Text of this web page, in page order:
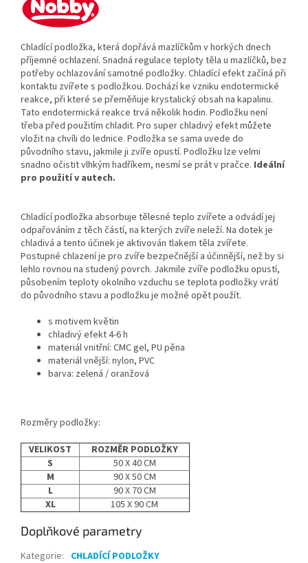
Chladící podložka, která dopřává mazlíčkům v horkých dnech
příjemné ochlazení. Snadná regulace teploty těla u mazlíčků, bez
potřeby ochlazování samotné podložky. Chladící efekt začíná při
kontaktu zvířete s podložkou. Dochází ke vzniku endotermické
reakce, při které se přeměňuje krystalický obsah na kapalinu.
Tato endotermická reakce trvá několik hodin. Podložku není
třeba před použitím chladit. Pro super chladivý efekt můžete
vložit na chvíli do lednice. Podložka se sama uvede do
původního stavu, jakmile ji zvíře opustí. Podložku lze velmi
snadno očistit vlhkým hadříkem, nesmí se prát v pračce. Ideální
pro použití v autech.
Chladící podložka absorbuje tělesné teplo zvířete a odvádí jej
odpařováním z těch částí, na kterých zvíře neleží. Na dotek je
chladivá a tento účinek je aktivován tlakem těla zvířete.
Postupné chlazení je pro zvíře bezpečnější a účinnější, než by si
lehlo rovnou na studený povrch. Jakmile zvíře podložku opustí,
působením teploty okolního vzduchu se teplota podložky vrátí
do původního stavu a podložku je možné opět použít.
s motivem květin
chladivý efekt 4-6 h
materiál vnitřní: CMC gel, PU pěna
materiál vnější: nylon, PVC
barva: zelená / oranžová
Rozměry podložky:
VELIKOST
ROZMĚR PODLOŽKY
S
50 X 40 CM
M
90 X 50 CM
L
90 X 70 CM
XL
105 X 90 CM
Doplňkové parametry
Kategorie: CHLADÍCÍ PODLOŽKY